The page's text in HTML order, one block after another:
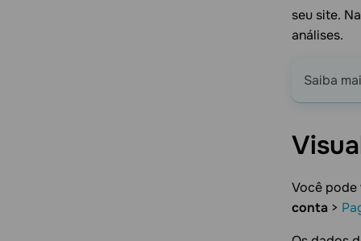
seu site.
análises.
Saiba
Você pode
conta >